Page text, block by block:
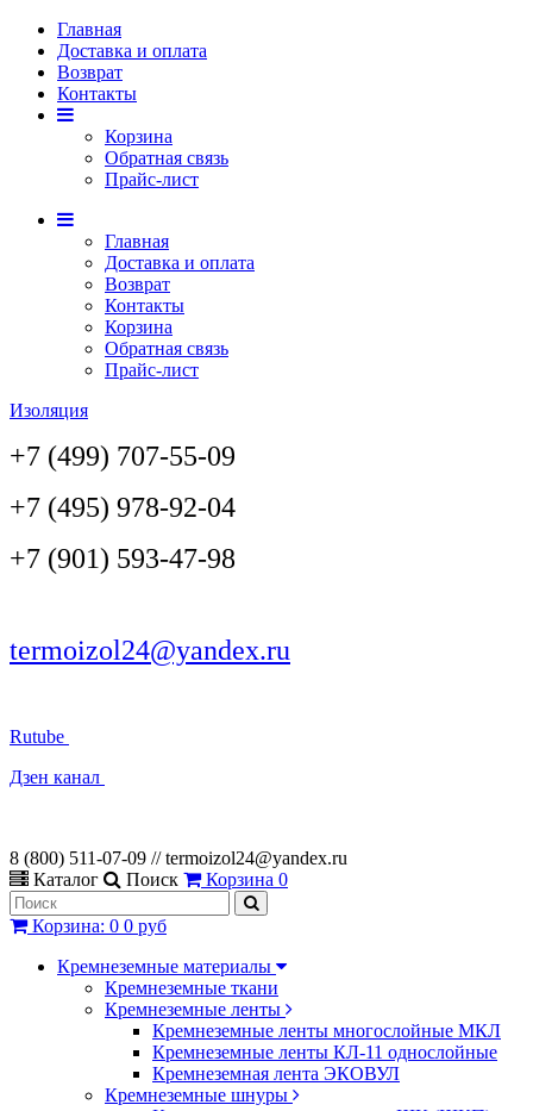
Главная
Доставка и оплата
Возврат
Контакты
Корзина
Обратная связь
Прайс-лист
Главная
Доставка и оплата
Возврат
Контакты
Корзина
Обратная связь
Прайс-лист
Изоляция
+7 (499) 707-55-09
+7 (495) 978-92-04
+7 (901) 593-47-98
termoizol24@yandex.ru
Rutube
Дзен канал
8 (800) 511-07-09 // termoizol24@yandex.ru
Каталог
Поиск Корзина 0
Корзина: 0 0 руб
Кремнеземные материалы
Кремнеземные ткани
Кремнеземные ленты
Кремнеземные ленты многослойные МКЛ
Кремнеземные ленты КЛ-11 однослойные
Кремнеземная лента ЭКОВУЛ
Кремнеземные шнуры